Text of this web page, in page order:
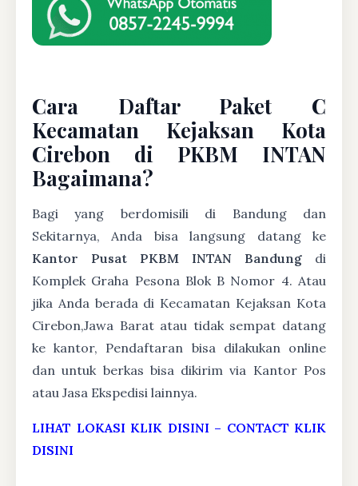
Cara Daftar Paket C
Kecamatan Kejaksan Kota
Cirebon di PKBM INTAN
Bagaimana?
Bagi yang berdomisili di Bandung dan
Sekitarnya, Anda bisa langsung datang ke
Kantor Pusat PKBM INTAN Bandung di
Komplek Graha Pesona Blok B Nomor 4. Atau
jika Anda berada di Kecamatan Kejaksan Kota
Cirebon,Jawa Barat atau tidak sempat datang
ke kantor, Pendaftaran bisa dilakukan online
dan untuk berkas bisa dikirim via Kantor Pos
atau Jasa Ekspedisi lainnya.
LIHAT LOKASI KLIK DISINI – CONTACT KLIK
DISINI